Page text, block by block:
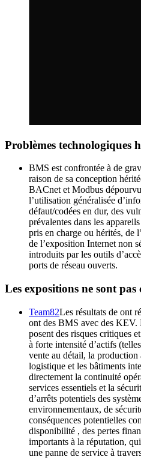
Problèmes technologiques
BMS est confrontée à de
raison de sa conception
BACnet et Modbus
l’utilisation généralisée
défaut/codées en dur, des
prévalentes dans les
pris en charge ou hérités, de
de l’exposition Internet non
introduits par les outils
ports de réseau ouverts.
Les expositions ne sont pas
Team82Les résultats de ont
ont des BMS avec des
posent des risques critiques
à forte intensité d’actifs
vente au détail, la production
logistique et les bâtiments
directement la continuité
services essentiels et la
d’arrêts potentiels des
environnementaux, de
conséquences potentielles
disponibilité , des pertes
importants à la réputation,
une panne de service à